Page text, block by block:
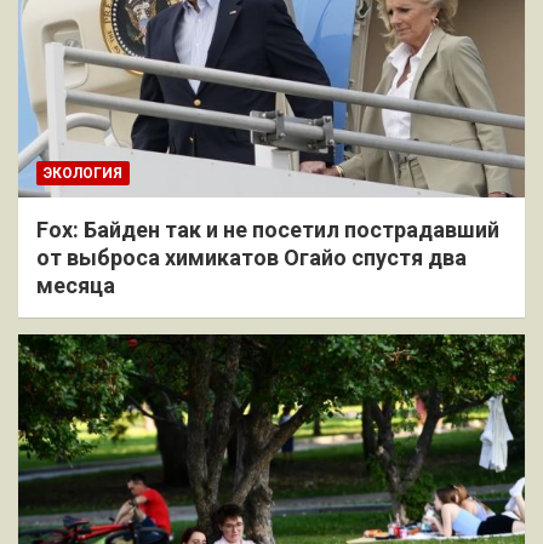
ЭКОЛОГИЯ
Fox: Байден так и не посетил пострадавший
от выброса химикатов Огайо спустя два
месяца